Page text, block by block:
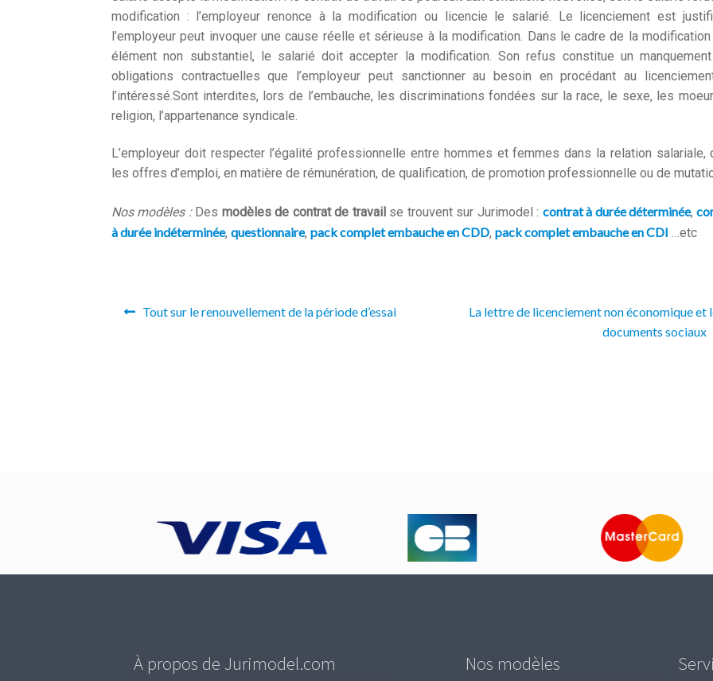
modification : l’employeur renonce à la modification ou licencie le salarié. Le licenciement est
l’employeur peut invoquer une cause réelle et sérieuse à la modification. Dans le cadre de la modification
élément non substantiel, le salarié doit accepter la modification. Son refus constitue un
obligations contractuelles que l’employeur peut sanctionner au besoin en procédant au
l’intéressé.Sont interdites, lors de l’embauche, les discriminations fondées sur la race, le sexe, les
religion, l’appartenance syndicale.
L’employeur doit respecter l’égalité professionnelle entre hommes et femmes dans la relation salariale,
les offres d’emploi, en matière de rémunération, de qualification, de promotion professionnelle ou de
Nos modèles :Des modèles de contrat de travailse trouvent sur Jurimodel : contrat à durée déterminée,
à durée indéterminée,questionnaire,pack complet embauche en CDD,pack complet embauche en CDI …etc
Navigation
Previous
Tout sur le renouvellement de la période d’essai
Next
La lettre de licenciement non économique et
documents sociaux
À propos de Jurimodel.com Nos modèles